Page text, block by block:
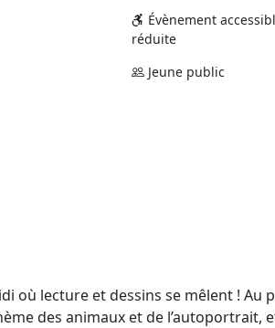
Évènement
réduite
Jeune public
où lecture et dessins se mêlent !
des animaux et de